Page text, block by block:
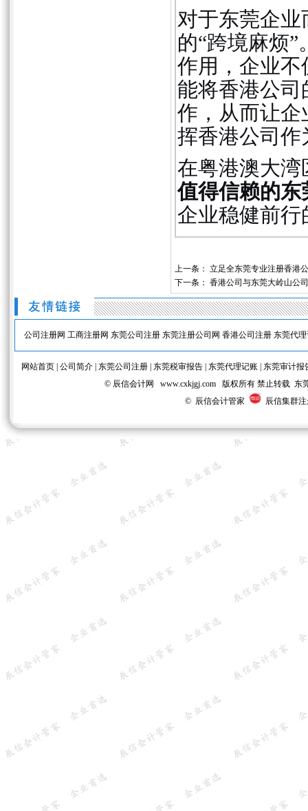
对于东莞企
的“跨境麻烦”
作用，企业
能将香港公
作，从而让
挥香港公司
在粤港澳大
值得信赖的东
企业稳健前
上一条： 立足全东莞专业注册香港
下一条： 香港公司与东莞大岭山公
公司注册网 工商注册网 东莞公司注册 东莞注册公司网 香港公司注册 东莞代
网站首页| 公司简介| 东莞公司注册| 东莞税审报告| 东莞代理记账| 东莞审计报
© 辰信会计网 www.cxkjgj.com 版权所有 禁止转载 东
© 辰信会计管家
辰信集群